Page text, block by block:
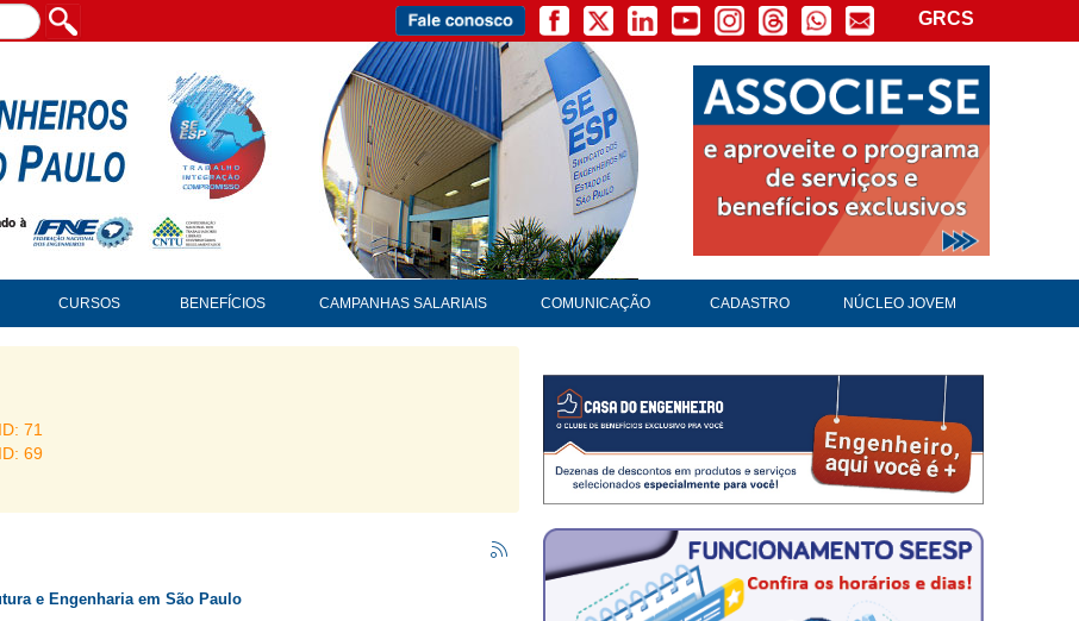
GRCS
CURSOS BENEFÍCIOS CAMPANHAS SALARIAIS COMUNICAÇÃO CADASTRO NÚCLEO JOVEM
71
69
e Engenharia em São Paulo